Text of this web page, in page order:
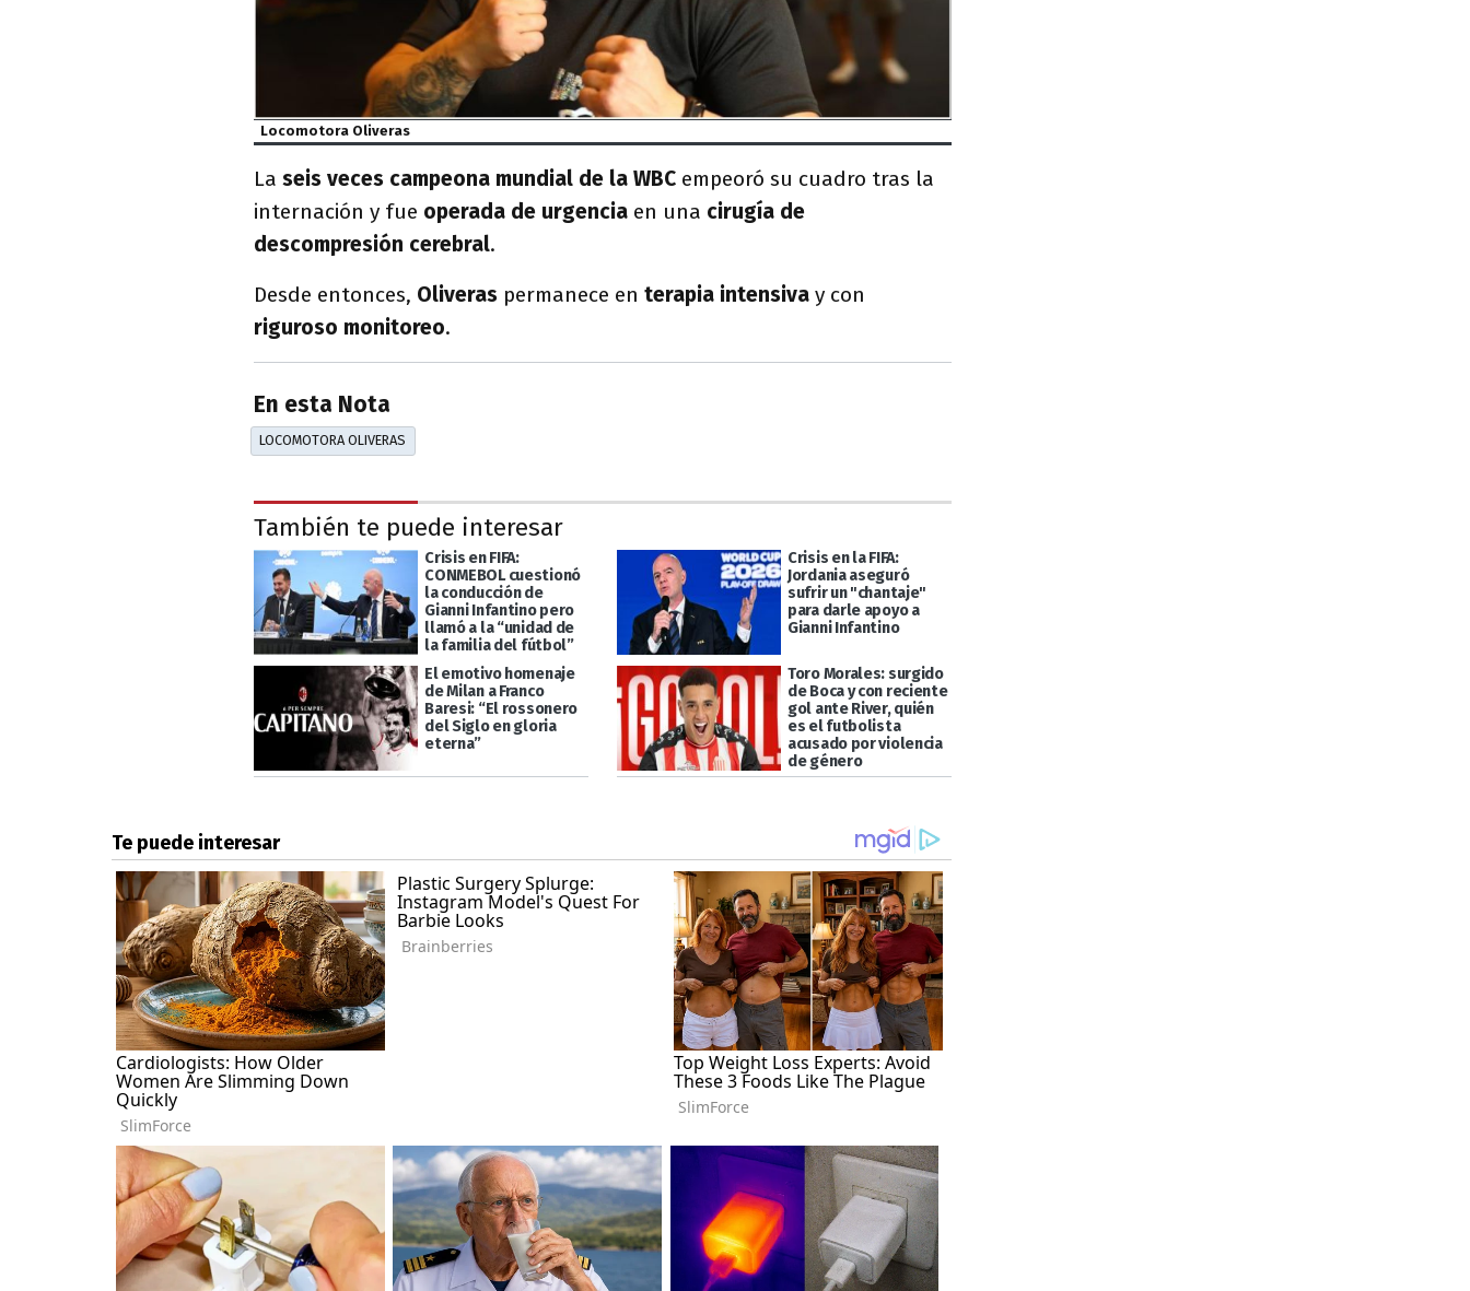
Locomotora Oliveras
La seis veces campeona mundial de la WBC empeoró su cuadro tras la
internación y fue operada de urgencia en una cirugía de
descompresión cerebral.
Desde entonces, Oliveras permanece en terapia intensiva y con
riguroso monitoreo.
En esta Nota
LOCOMOTORA OLIVERAS
También te puede interesar
Crisis en FIFA:
CONMEBOL cuestionó
la conducción de
Gianni Infantino pero
llamó a la “unidad de
la familia del fútbol”
Crisis en la FIFA:
Jordania aseguró
sufrir un "chantaje"
para darle apoyo a
Gianni Infantino
El emotivo homenaje
de Milan a Franco
Baresi: “El rossonero
del Siglo en gloria
eterna”
Toro Morales: surgido
de Boca y con reciente
gol ante River, quién
es el futbolista
acusado por violencia
de género